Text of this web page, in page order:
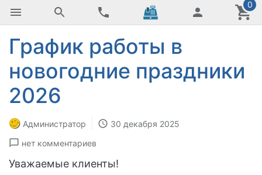
0
График работы в
новогодние праздники
2026
Администратор
30 декабря 2025
нет комментариев
Уважаемые клиенты!